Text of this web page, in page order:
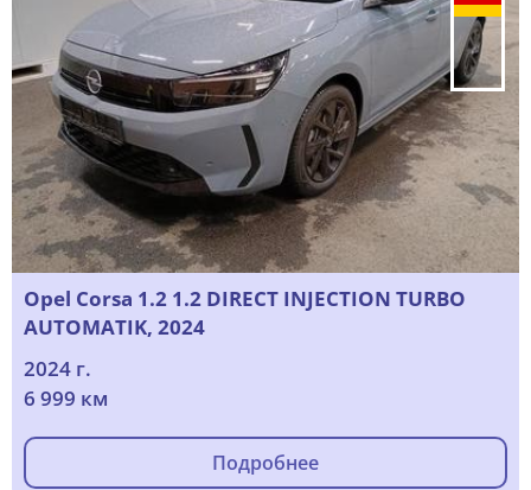
Opel Corsa 1.2 1.2 DIRECT INJECTION TURBO
AUTOMATIK, 2024
2024 г.
6 999 км
Подробнее